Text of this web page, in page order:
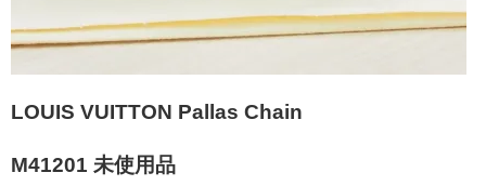
LOUIS VUITTON Pallas Chain
M41201 未使用品